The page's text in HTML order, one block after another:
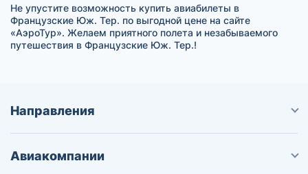
Не упустите возможность купить авиабилеты в
Французские Юж. Тер. по выгодной цене на сайте
«АэроТур». Желаем приятного полета и незабываемого
путешествия в Французские Юж. Тер.!
Направления
Авиакомпании